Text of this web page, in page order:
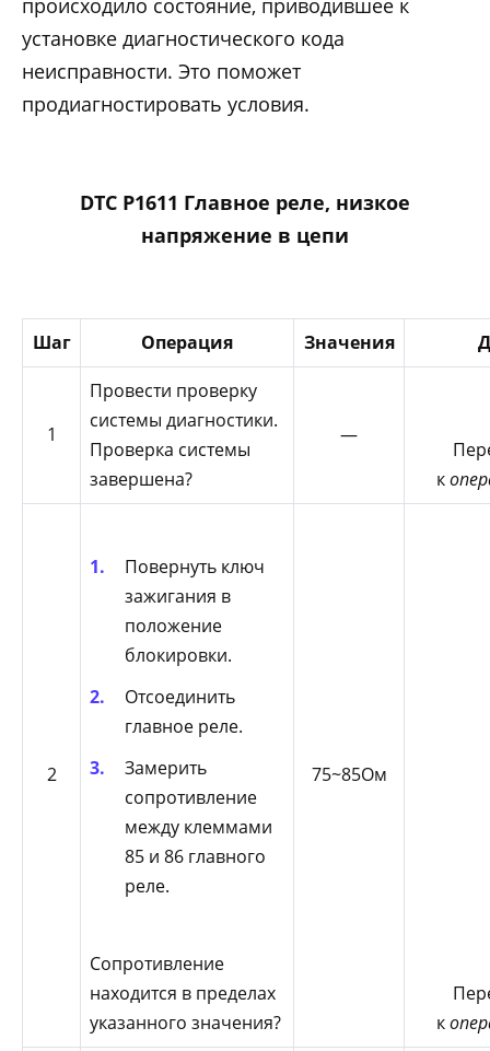
происходило состояние, приводившее к
установке диагностического кода
неисправности. Это поможет
продиагностировать условия.
DTC P1611 Главное реле, низкое
напряжение в цепи
Шаг Операция Значения
1
Провести проверку
системы диагностики.
Проверка системы
завершена?
—
к
2
Повернуть ключ
зажигания в
положение
блокировки.
Отсоединить
главное реле.
Замерить
сопротивление
между клеммами
85 и 86 главного
реле.
Сопротивление
находится в пределах
указанного значения?
75~85Ом
к